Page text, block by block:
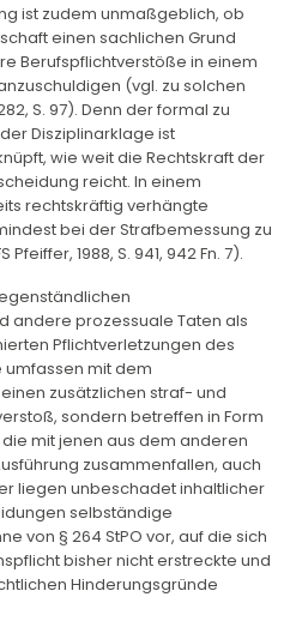
ist zudem unmaßgeblich, ob
einen sachlichen Grund
Berufspflichtverstöße in einem
(vgl. zu solchen
S. 97). Denn der formal zu
Disziplinarklage ist
wie weit die Rechtskraft der
reicht. In einem
rechtskräftig verhängte
bei der Strafbemessung zu
1988, S. 941, 942 Fn. 7).
andere prozessuale Taten als
Pflichtverletzungen des
umfassen mit dem
zusätzlichen straf- und
sondern betreffen in Form
mit jenen aus dem anderen
zusammenfallen, auch
liegen unbeschadet inhaltlicher
selbständige
von § 264 StPO vor, auf die sich
bisher nicht erstreckte und
Hinderungsgründe